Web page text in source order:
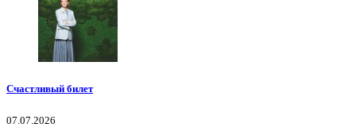
Счастливый билет
07.07.2026